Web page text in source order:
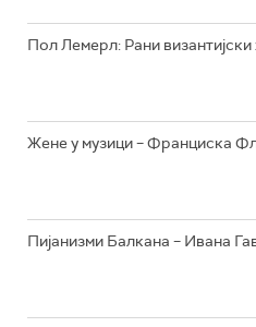
Пол Лемерл: Рани византијски
Жене у музици – Франциска
Пијанизми Балкана – Ивана